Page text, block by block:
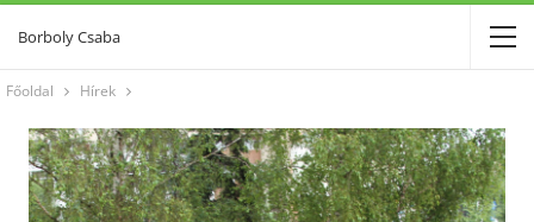
Borboly Csaba
Főoldal Hírek